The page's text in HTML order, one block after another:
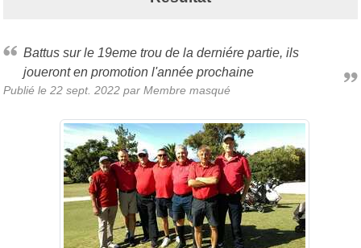
Battus sur le 19eme trou de la derniére partie, ils
joueront en promotion l'année prochaine
Publié le 22 sept. 2022 par Membre masqué